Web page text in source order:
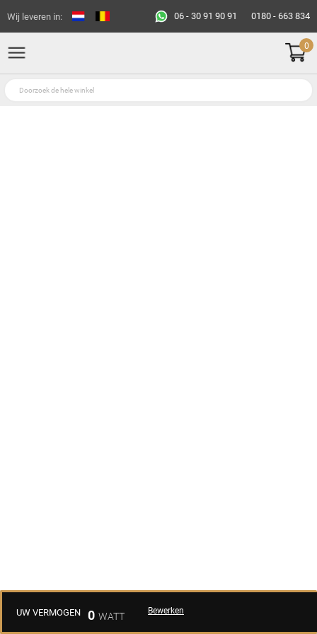
Wij leveren in: 06 - 30 91 90 91 0180 - 663 834
0
UW VERMOGEN 0 Bewerken